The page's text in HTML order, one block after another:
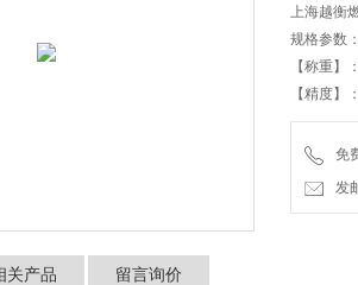
上海越衡
规格参数：
【称重】
【精度】
【功能】
【改装】
免
发
关产品 留言询价